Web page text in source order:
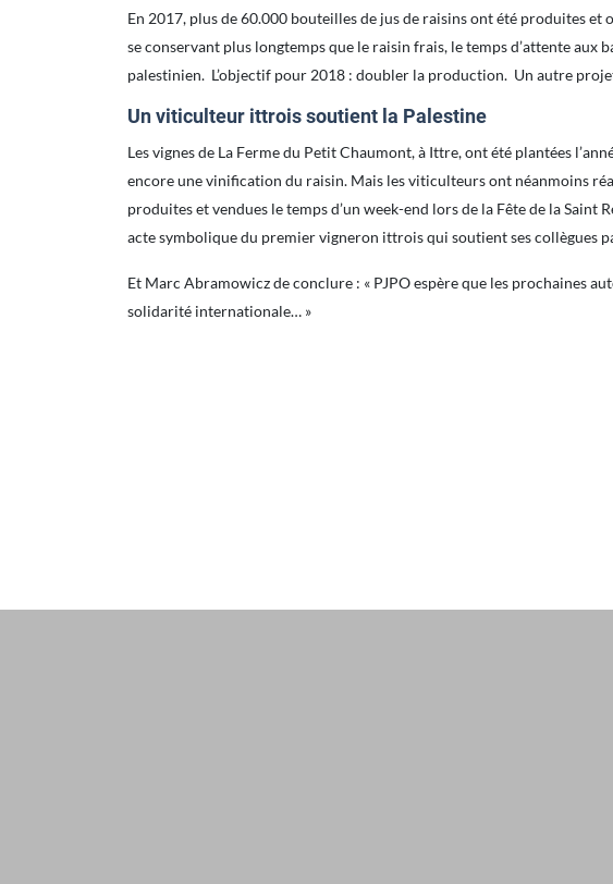
En 2017, plus de 60.000 bouteilles de jus de raisins ont été produites
se conservant plus longtemps que le raisin frais, le temps d’attente
palestinien. L’objectif pour 2018 : doubler la production. Un autre
Un viticulteur ittrois soutient la Palestine
Les vignes de La Ferme du Petit Chaumont, à Ittre, ont été plantées
encore une vinification du raisin. Mais les viticulteurs ont néanmoins
produites et vendues le temps d’un week-end lors de la Fête de la
acte symbolique du premier vigneron ittrois qui soutient ses collègues
Et Marc Abramowicz de conclure : « PJPO espère que les prochaines
solidarité internationale… »